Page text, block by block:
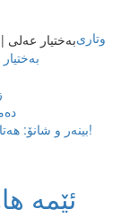
وتاری
بینەر و شانۆ: هەتاھەتایە و ڕۆژێکیش، یان ملوانکەیەکی پچڕاو؟!
ئێمە